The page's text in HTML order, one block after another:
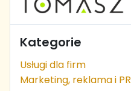
Kategorie
Usługi dla firm
Marketing, reklama i PR